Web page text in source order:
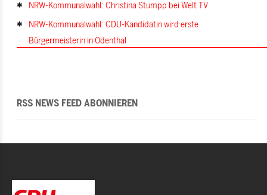
NRW-Kommunalwahl: Christina Stumpp bei Welt TV
NRW-Kommunalwahl: CDU-Kandidatin wird erste
Bürgermeisterin in Odenthal
RSS NEWS FEED ABONNIEREN